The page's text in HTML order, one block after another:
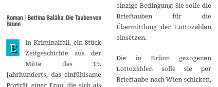
e
b
r
u
a
r
0
Roman | Bettina Balàka: Die Tauben von
Brünn
E
in Kriminalfall, ein Stück
Zeitgeschichte aus der
Mitte des 19.
Jahrhunderts, das einfühlsame
Porträt einer Frau, die sich als
einzige Bedingung: Sie solle die
Brieftauben für die
Übermittlung der Lottozahlen
einsetzen.
Die in Brünn gezogenen
Lottozahlen solle sie per
Brieftaube nach Wien schicken,